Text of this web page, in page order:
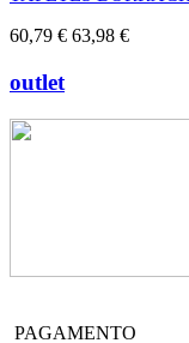
60,79 € 63,98 €
outlet
PAGAMENTO